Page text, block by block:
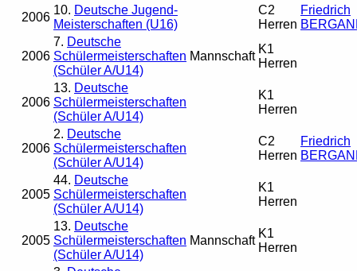
2006
10. Deutsche Jugend-
Meisterschaften (U16)
C2
Herren
Friedrich
2006
7. Deutsche
Schülermeisterschaften
(Schüler A/U14)
Mannschaft
K1
Herren
2006
13. Deutsche
Schülermeisterschaften
(Schüler A/U14)
K1
Herren
2006
2. Deutsche
Schülermeisterschaften
(Schüler A/U14)
C2
Herren
Friedrich
2005
44. Deutsche
Schülermeisterschaften
(Schüler A/U14)
K1
Herren
2005
13. Deutsche
Schülermeisterschaften
(Schüler A/U14)
Mannschaft
K1
Herren